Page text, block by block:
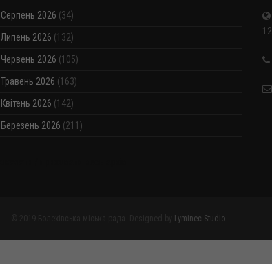
Серпень 2026 (34)
Липень 2026 (132)
Червень 2026 (105)
Травень 2026 (163)
Квітень 2026 (142)
Березень 2026 (211)
12
Lyminec Studio